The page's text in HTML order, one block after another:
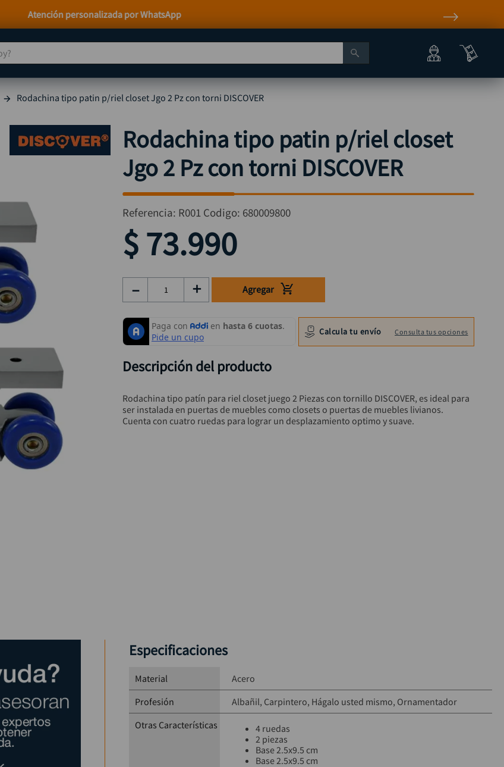
Paga a Crédito con Addi y Sistecrédito
Rodachina tipo patin p/riel closet Jgo 2 Pz con torni DISCOVER
Rodachina tipo patin p/riel closet
Jgo 2 Pz con torni DISCOVER
Referencia: R001 Codigo: 680009800
$ 73.990
＋
－ Agregar
Calcula tu envío Consulta tus opciones
Descripción del producto
Rodachina tipo patín para riel closet juego 2 Piezas con tornillo DISCOVER, es ideal para
ser instalada en puertas de muebles como closets o puertas de muebles livianos.
Cuenta con cuatro ruedas para lograr un desplazamiento optimo y suave.
Especificaciones
Material
Acero
Profesión
Albañil Carpintero Hágalo usted mismo Ornamentador
Otras Características
4 ruedas
2 piezas
Base 2.5x9.5 cm
Base 2.5x9.5 cm
TÉRMINOS MÁS BUSCADOS
1. taladro
compresor
6. hidrolavadora
7. ruteadora
8. mototool
9. taladro inalámbrico
10. rodachina